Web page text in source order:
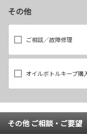
その他
ご相談／故障修理
オイルボトルキープ購
その他 ご相談・ご要望